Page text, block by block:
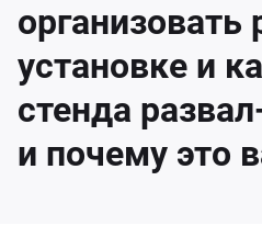
и ремонт
подъемников
к оборудованию
компании
организовать
установке и
стенда
и почему это